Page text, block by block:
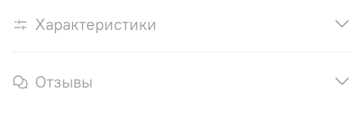
Характеристики
Отзывы